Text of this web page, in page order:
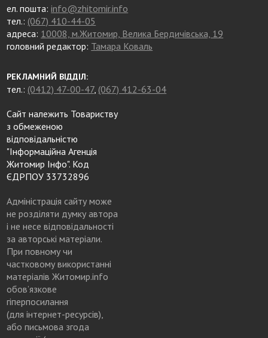
ел. пошта:info@zhitomir.info
тел.: (067) 410-44-05
адреса: 10008, м.Житомир, Велика Бердичівська, 19
головний редактор: Тамара Коваль
РЕКЛАМНИЙ ВІДДІЛ:
тел.: (0412) 47-00-47, (067) 412-63-04
Сайт належить Товариству
з обмеженою
відповідальністю
"Інформаційна Агенція
Житомир Інфо". Код
ЄДРПОУ 33732896
Адміністрація сайту може
не розділяти думку автора
і не несе відповідальності
за авторські матеріали.
При повному чи
частковому використанні
матеріалів Житомир.info
обов’язкове
гіперпосилання
(для інтернет-ресурсів),
або письмова згода